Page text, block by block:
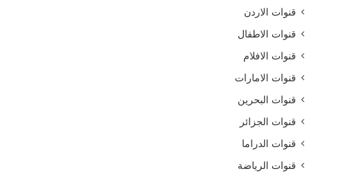
قنوات الاردن
قنوات الاطفال
قنوات الافلام
قنوات الامارات
قنوات البحرين
قنوات الجزائر
قنوات الدراما
قنوات الرياضة